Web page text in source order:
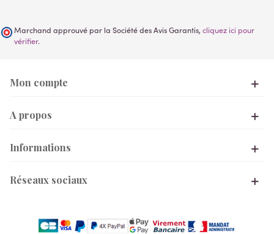
Marchand approuvé par la Société des Avis Garantis, cliquez ici pour
vérifier.
Mon compte
A propos
Informations
Réseaux sociaux